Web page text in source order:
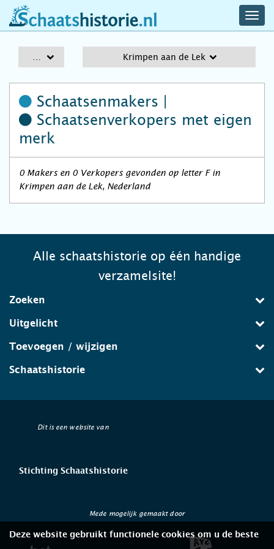
schaatshistorie.nl
Krimpen aan de Lek
Schaatsenmakers |
Schaatsenverkopers met eigen
merk
0 Makers en 0 Verkopers gevonden op letter F in
Krimpen aan de Lek, Nederland
Alle schaatshistorie op één handige
verzamelsite!
Zoeken
Uitgelicht
Toevoegen / wijzigen
Schaatshistorie
Dit is een website van
Stichting Schaatshistorie
Mede mogelijk gemaakt door
Deze website gebruikt functionele cookies om u de beste